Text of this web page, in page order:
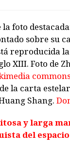
foto
sobre su
reproducida
XIII. Foto de
la carta
Shang.
y larga
del